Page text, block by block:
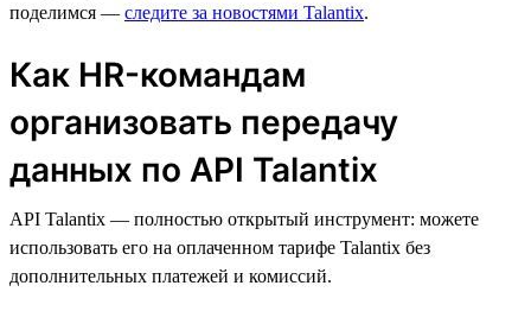
поделимся — следите за новостями Talantix.
Как HR-командам
организовать передачу
данных по API Talantix
API Talantix — полностью открытый инструмент: можете
использовать его на оплаченном тарифе Talantix без
дополнительных платежей и комиссий.